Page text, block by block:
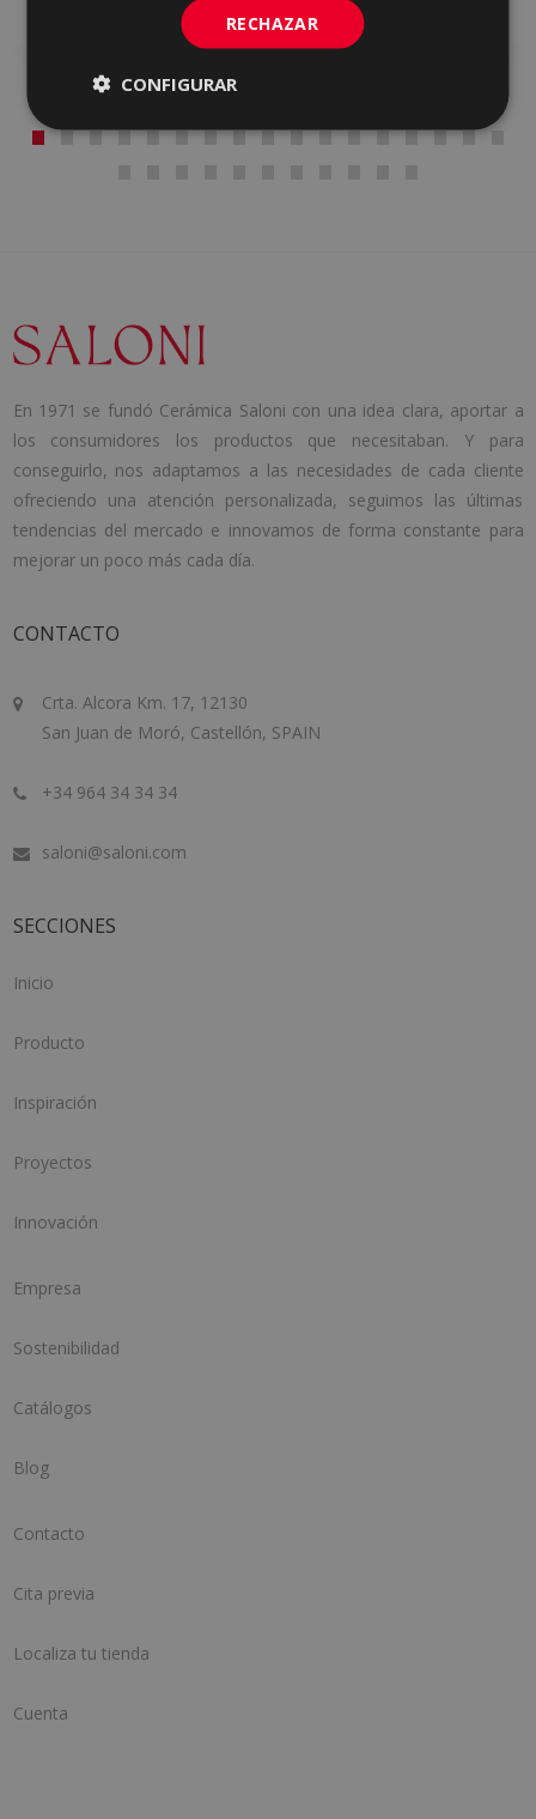
PASTA ROJA, PASTA BLANCA PASTA BLANCA
En 1971 se fundó Cerámica Saloni con una idea clara, aportar a
los consumidores los productos que necesitaban. Y para
conseguirlo, nos adaptamos a las necesidades de cada cliente
ofreciendo una atención personalizada, seguimos las últimas
tendencias del mercado e innovamos de forma constante para
mejorar un poco más cada día.
CONTACTO
Crta. Alcora Km. 17, 12130
San Juan de Moró, Castellón, SPAIN
+34 964 34 34 34
saloni@saloni.com
SECCIONES
Inicio
Producto
Inspiración
Proyectos
Innovación
Empresa
Sostenibilidad
Catálogos
Blog
Contacto
Cita previa
Localiza tu tienda
Cuenta
RECHAZAR
CONFIGURAR